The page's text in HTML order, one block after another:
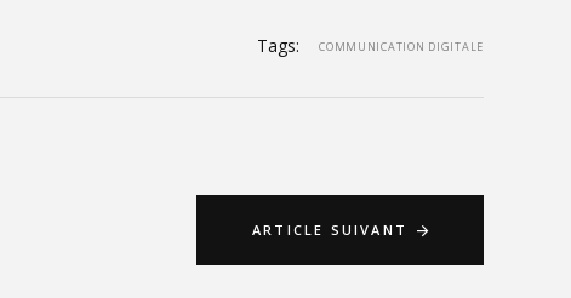
Tags: COMMUNICATION DIGITALE
ARTICLE SUIVANT